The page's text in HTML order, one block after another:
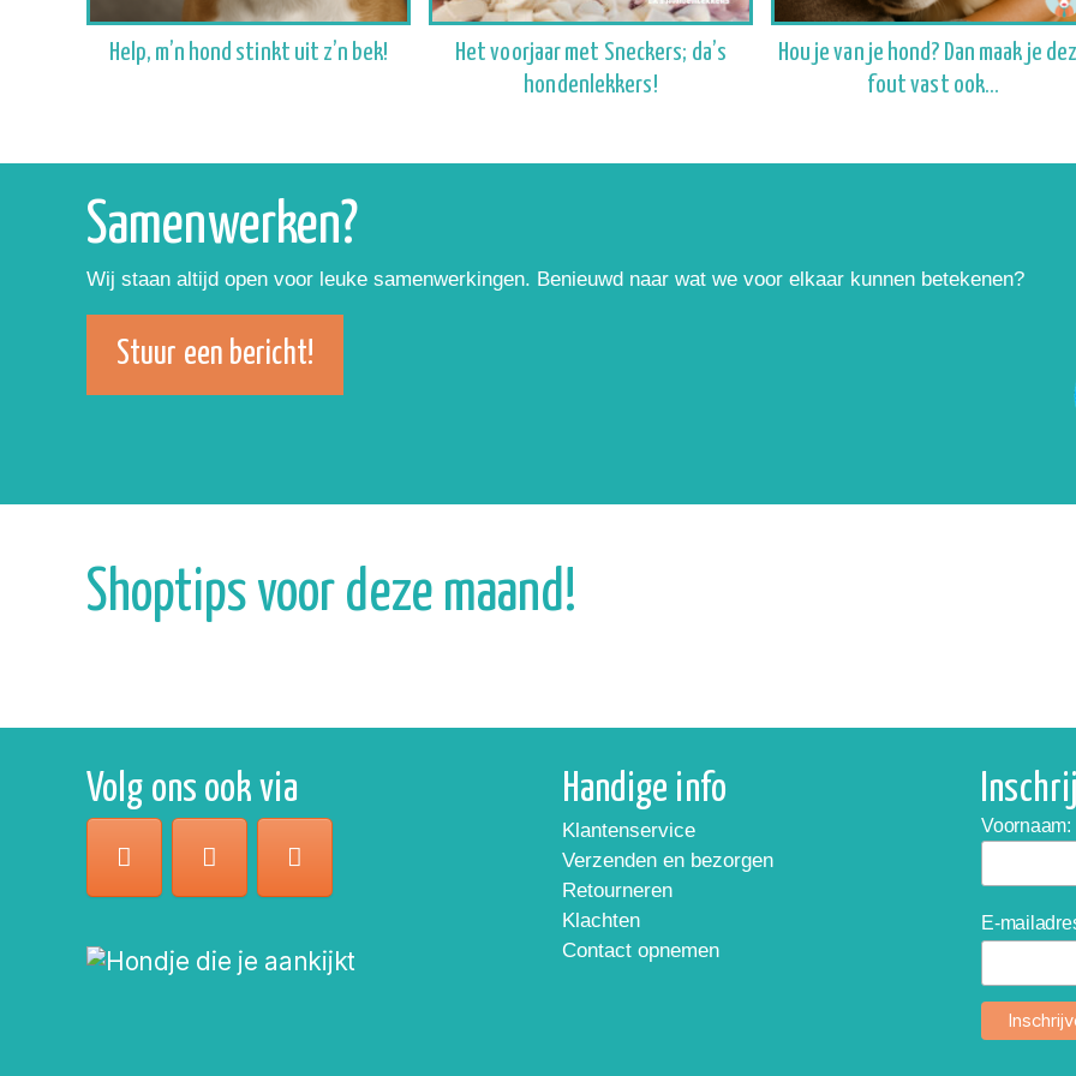
Help, m’n hond stinkt uit z’n bek!
Het voorjaar met Sneckers; da’s
hondenlekkers!
Hou je van je hond? Dan maak je
fout vast ook…
Samenwerken?
Wij staan altijd open voor leuke samenwerkingen. Benieuwd naar wat we voor elkaar kunnen betekenen?
Stuur een bericht!
Shoptips voor deze maand!
Volg ons ook via Handige info
Klantenservice
Verzenden en bezorgen
Retourneren
Klachten
Contact opnemen
Voornaam:
E-